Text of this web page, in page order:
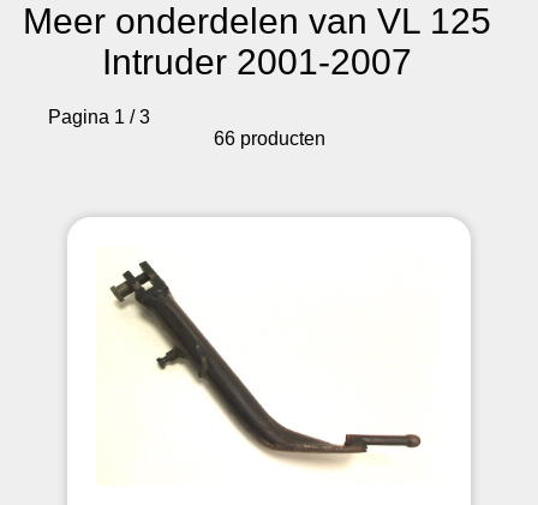
Meer onderdelen van VL 125
Intruder 2001-2007
Pagina 1 / 3
66 producten